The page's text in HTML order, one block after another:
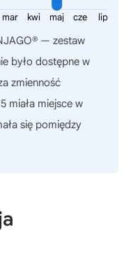
lip
cze
maj
kwi
mar
— zestaw
było dostępne w
zmienność
miała miejsce w
się pomiędzy